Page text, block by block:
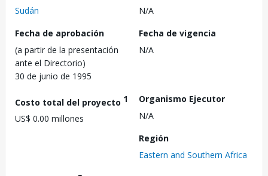
Sudán
N/A
Fecha de aprobación
(a partir de la presentación
ante el Directorio)
30 de junio de 1995
Fecha de vigencia
N/A
Costo total del proyecto 1
US$ 0.00 millones
Organismo Ejecutor
N/A
Región
Eastern and Southern Africa